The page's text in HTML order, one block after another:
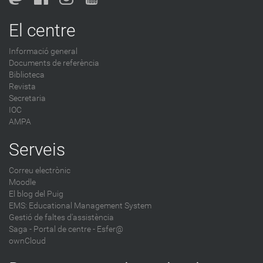
El centre
Informació general
Documents de referència
Biblioteca
Revista
Secretaria
IOC
AMPA
Serveis
Correu electrònic
Moodle
El blog del Puig
EMS: Educational Management System
Gestió de faltes d'assistència
Saga - Portal de centre - Esfer@
ownCloud